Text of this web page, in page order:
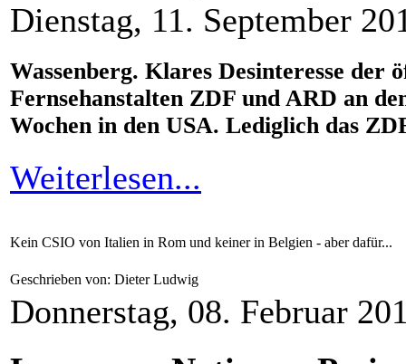
Dienstag, 11. September
Wassenberg. Klares Desinteresse der
Fernsehanstalten ZDF und ARD an
Wochen in den USA. Lediglich das
Weiterlesen...
Kein CSIO von Italien in Rom und keiner in Belgien - aber dafür...
Geschrieben von: Dieter Ludwig
Donnerstag, 08. Februar